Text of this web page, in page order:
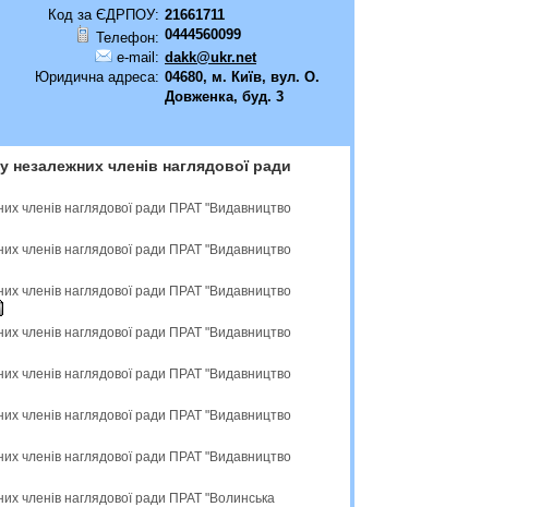
Код за ЄДРПОУ: 21661711
Телефон: 0444560099
e-mail: dakk@ukr.net
Юридична адреса: 04680, м. Київ, вул. О.
Довженка, буд. 3
незалежних членів наглядової ради
членів наглядової ради ПРАТ "Видавництво
членів наглядової ради ПРАТ "Видавництво
членів наглядової ради ПРАТ "Видавництво
членів наглядової ради ПРАТ "Видавництво
членів наглядової ради ПРАТ "Видавництво
членів наглядової ради ПРАТ "Видавництво
членів наглядової ради ПРАТ "Видавництво
членів наглядової ради ПРАТ "Волинська